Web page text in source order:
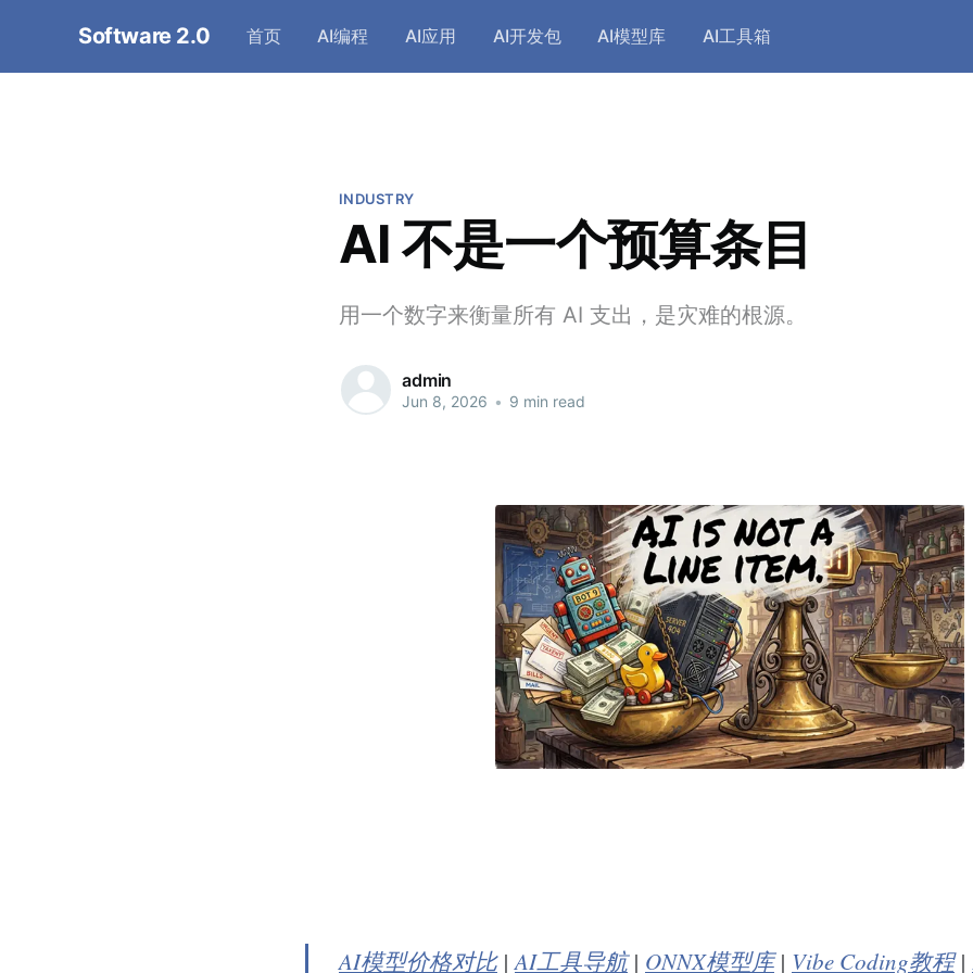
Software 2.0 首页 AI编程 AI应用 AI开发包 AI模型库 AI工具箱
INDUSTRY
AI 不是一个预算条目
用一个数字来衡量所有 AI 支出，是灾难的根源。
admin
Jun 8, 2026 • 9 min read
AI模型价格对比|AI工具导航| ONNX模型库| Vibe Coding教程|